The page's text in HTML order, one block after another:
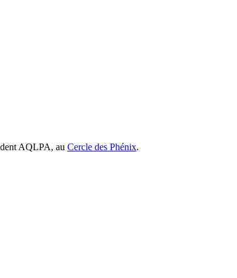
AQLPA, au Cercle des Phénix.